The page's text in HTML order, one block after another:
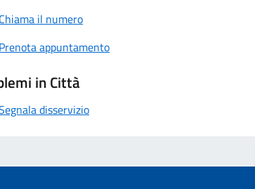
Chiama il numero
Prenota appuntamento
in Città
disservizio